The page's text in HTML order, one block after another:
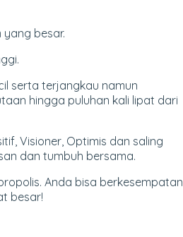
besar.
serta terjangkau namun
hingga puluhan kali lipat dari
Visioner, Optimis dan saling
dan tumbuh bersama.
Anda bisa berkesempatan
besar!